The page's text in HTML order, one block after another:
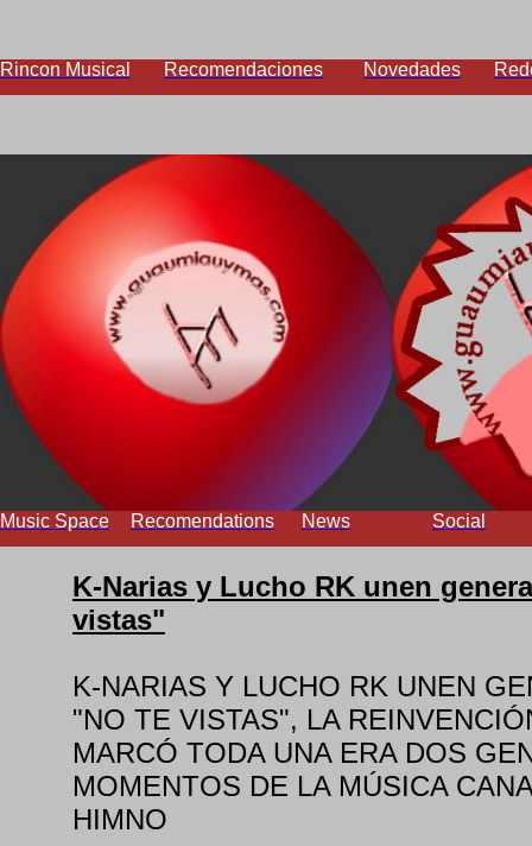
Rincon Musical Recomendaciones Novedades
Music Space Recomendations News Social
K-Narias y Lucho RK unen
vistas"
K-NARIAS Y LUCHO RK UNEN
"NO TE VISTAS", LA
MARCÓ TODA UNA ERA DOS
MOMENTOS DE LA MÚSICA
HIMNO